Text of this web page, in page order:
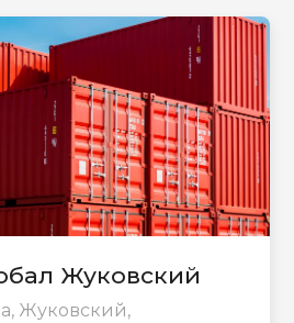
Жуковский
Жуковский,